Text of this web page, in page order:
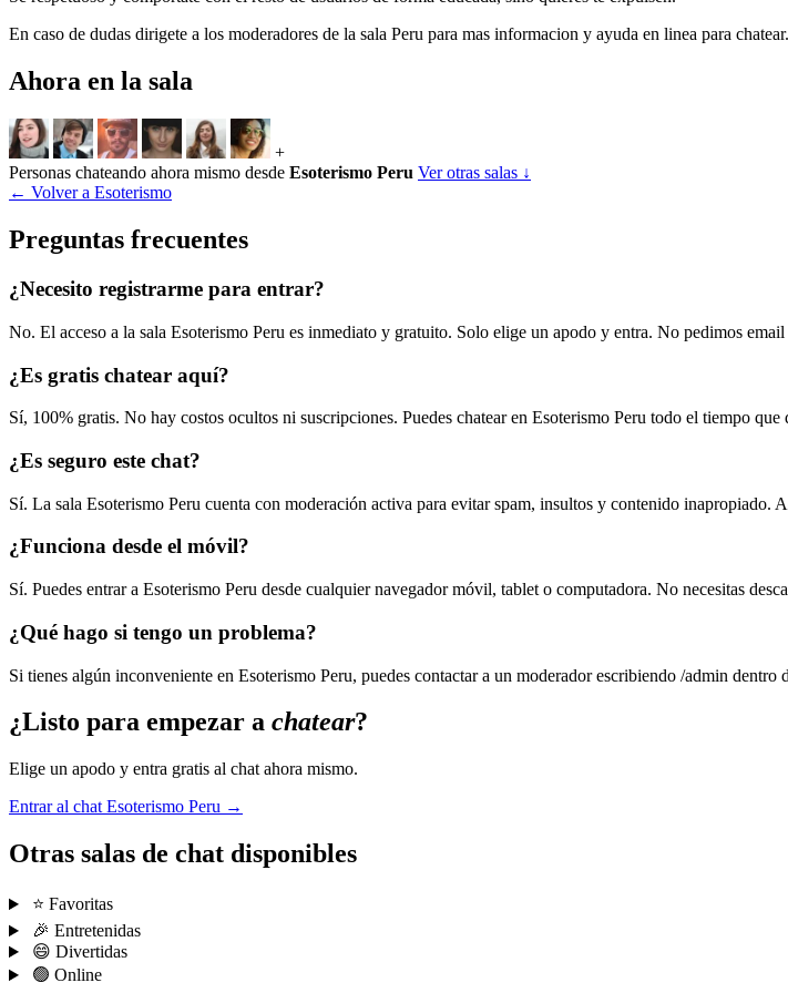
En caso de dudas dirigete a los moderadores de la sala Peru para mas informacion y ayuda en linea para chatear.
Ahora en la sala
+
Personas chateando ahora mismo desde Esoterismo Peru Ver otras salas ↓
← Volver a Esoterismo
Preguntas frecuentes
¿Necesito registrarme para entrar?
No. El acceso a la sala Esoterismo Peru es inmediato y gratuito. Solo elige un apodo y entra. No pedimos email
¿Es gratis chatear aquí?
Sí, 100% gratis. No hay costos ocultos ni suscripciones. Puedes chatear en Esoterismo Peru todo el tiempo que
¿Es seguro este chat?
Sí. La sala Esoterismo Peru cuenta con moderación activa para evitar spam, insultos y contenido inapropiado.
¿Funciona desde el móvil?
Sí. Puedes entrar a Esoterismo Peru desde cualquier navegador móvil, tablet o computadora. No necesitas
¿Qué hago si tengo un problema?
Si tienes algún inconveniente en Esoterismo Peru, puedes contactar a un moderador escribiendo /admin dentro
¿Listo para empezar a chatear?
Elige un apodo y entra gratis al chat ahora mismo.
Entrar al chat Esoterismo Peru →
Otras salas de chat disponibles
⭐ Favoritas
🎉 Entretenidas
😄 Divertidas
🟢 Online